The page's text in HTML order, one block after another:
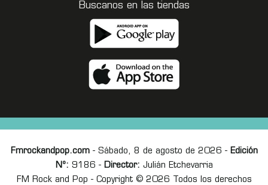
Buscanos en las tiendas
Fmrockandpop.com- Sábado, 8 de agosto de 2026 - Edición
Nº: 9186 - Director: Julián Etchevarria
FM Rock and Pop - Copyright © 2026 Todos los derechos